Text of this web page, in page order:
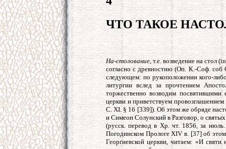
ЧТО ТАКОЕ
На-столование, т.е. возведение на стол
согласно с древностию (Оп. К.-Соф. соб
следующем: по рукоположении кого-
литургии вслед за прочтением
торжественно возводим
церкви и приветствуем
С. XI. § 16 [339]). Об этом же обряде
и Симеон Солунский в Разговор, о
(русск. перевод в Хр. чт. 1856, за
Погодинском Прологе XIV в. [37] об
Георгиевской церкви, читаем: «И